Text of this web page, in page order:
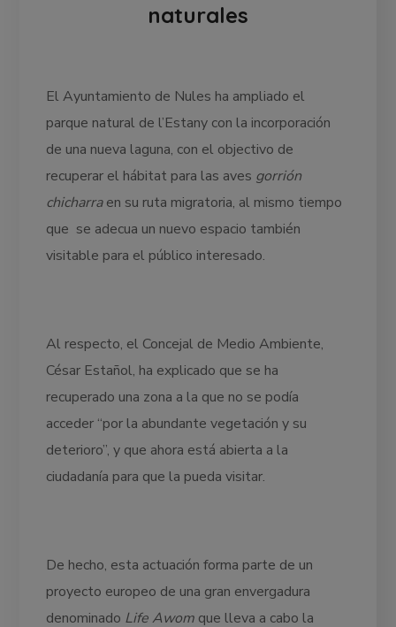
naturales
El Ayuntamiento de Nules ha ampliado el
parque natural de l’Estany con la incorporación
de una nueva laguna, con el objectivo de
recuperar el hábitat para las aves gorrión
chicharraen su ruta migratoria, al mismo tiempo
que se adecua un nuevo espacio también
visitable para el público interesado.
Al respecto, el Concejal de Medio Ambiente,
César Estañol, ha explicado que se ha
recuperado una zona a la que no se podía
acceder “por la abundante vegetación y su
deterioro”, y que ahora está abierta a la
ciudadanía para que la pueda visitar.
De hecho, esta actuación forma parte de un
proyecto europeo de una gran envergadura
denominado Life Awom que lleva a cabo la